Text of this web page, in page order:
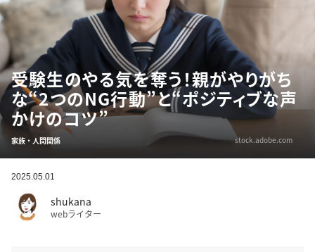
受験生のやる気を奪う！親がやりがち
な“2つのNG行動”と“ポジティブな声
かけのコツ”
家族・人間関係 stock.adobe.com
2025.05.01
shukana
webライター